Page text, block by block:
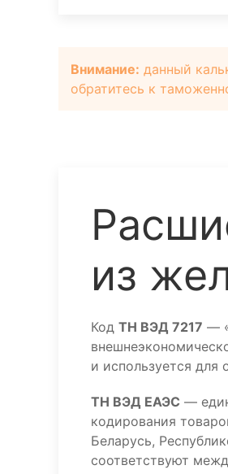
Внимание: данный
обратитесь к
из
Код ТН ВЭД 7217 —
и используется
ТН ВЭД ЕАЭС —
кодирования
Беларусь,
соответствуют